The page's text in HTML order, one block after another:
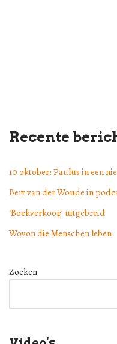
Recente
10 oktober: Paulus in een
Bert van der Woude in
‘Boekverkoop’ uitgebreid
Wovon die Menschen leben
Zoeken